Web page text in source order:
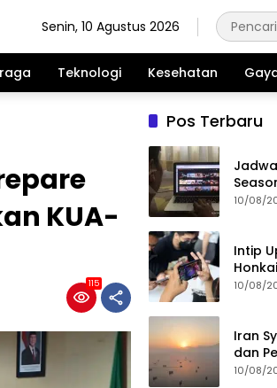
Senin, 10 Agustus 2026
Teknologi Kesehatan
KUA-
115
Pos Terbaru
10/08/
Intip
2026:
10/08/
Iran
dan
untuk
10/08/